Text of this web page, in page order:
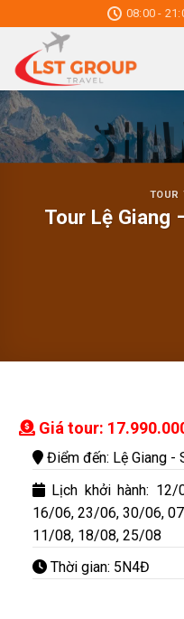
to
content
08:00 -
TOUR
Tour Lệ Giang
Giá tour:
Điểm đến: Lệ Giang -
Lịch khởi hành: 12/
16/06, 23/06, 30/06,
11/08, 18/08, 25/08
Thời gian: 5N4Đ